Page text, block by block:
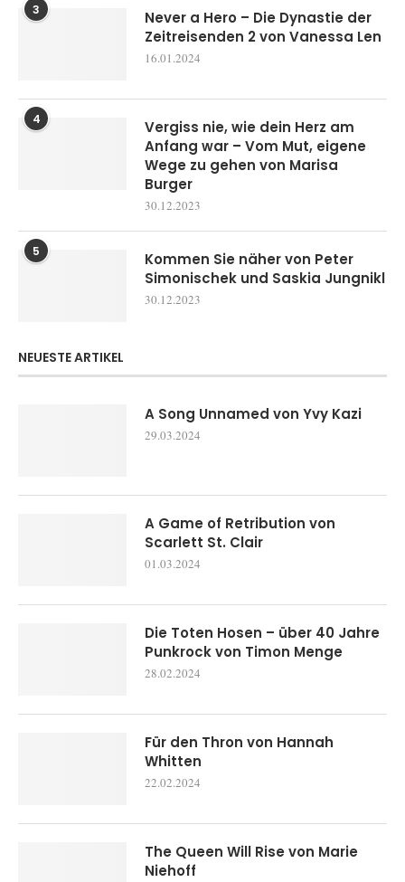
3
Never a Hero – Die Dynastie der
Zeitreisenden 2 von Vanessa Len
16.01.2024
4
Vergiss nie, wie dein Herz am
Anfang war – Vom Mut, eigene
Wege zu gehen von Marisa
Burger
30.12.2023
5
Kommen Sie näher von Peter
Simonischek und Saskia Jungnikl
30.12.2023
NEUESTE ARTIKEL
A Song Unnamed von Yvy Kazi
29.03.2024
A Game of Retribution von
Scarlett St. Clair
01.03.2024
Die Toten Hosen – über 40 Jahre
Punkrock von Timon Menge
28.02.2024
Für den Thron von Hannah
Whitten
22.02.2024
The Queen Will Rise von Marie
Niehoff